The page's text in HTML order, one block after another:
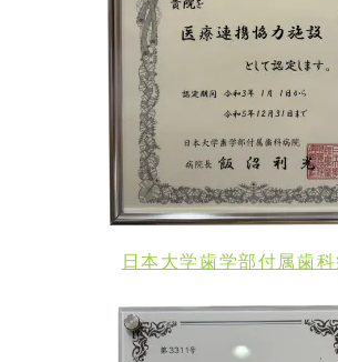
日本大学歯学部付属歯